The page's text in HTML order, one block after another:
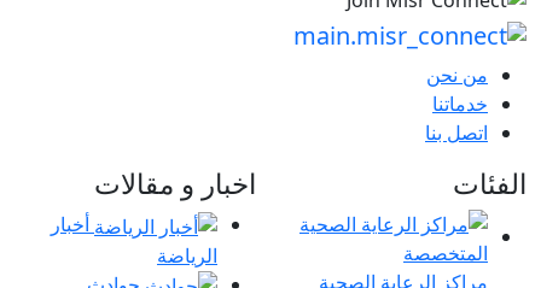
من نحن
خدماتنا
اتصل بنا
الفئات
مراكز الرعاية الصحية
اخبار و مقالات
أخبار
الرياضة